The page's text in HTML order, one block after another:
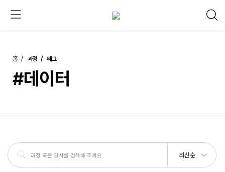
홈 과정 태그
#데이터
최신순